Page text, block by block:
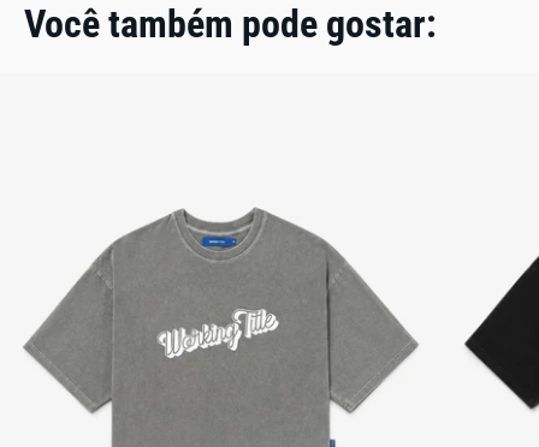
Você também pode gostar: